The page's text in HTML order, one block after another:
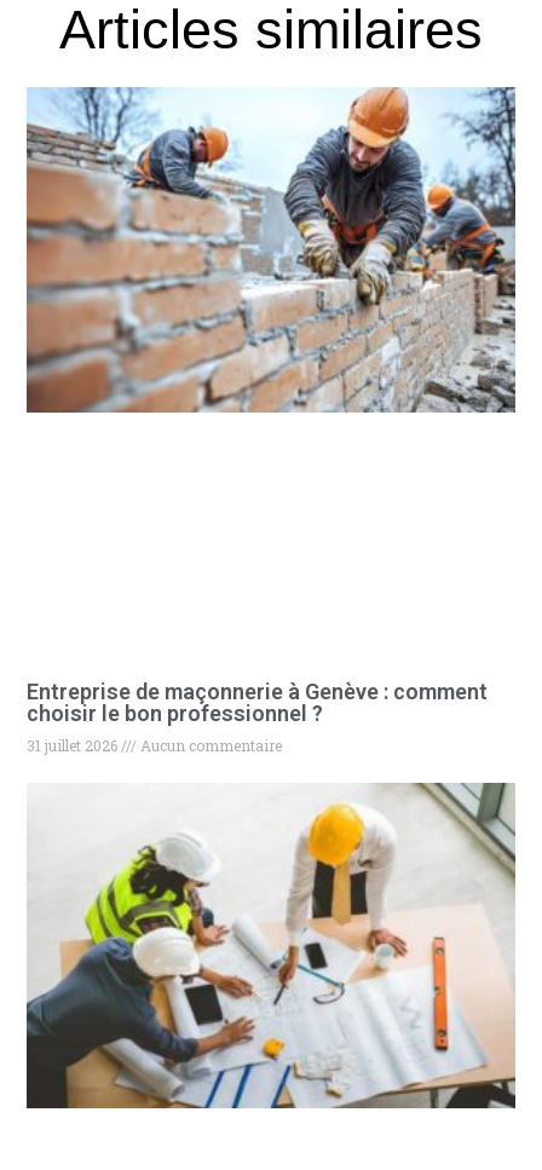
Articles similaires
Entreprise de maçonnerie à Genève : comment
choisir le bon professionnel ?
31 juillet 2026 Aucun commentaire